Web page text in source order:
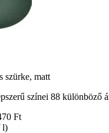
szürke, matt
színei 88 különböző
Ft
l)